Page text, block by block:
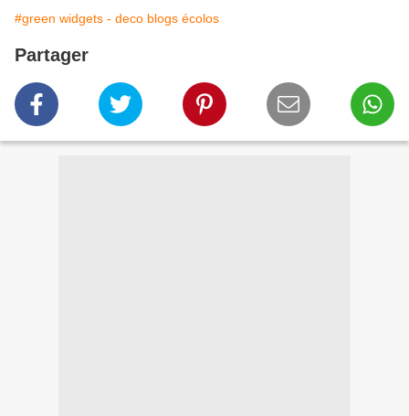
#green widgets - deco blogs écolos
Partager